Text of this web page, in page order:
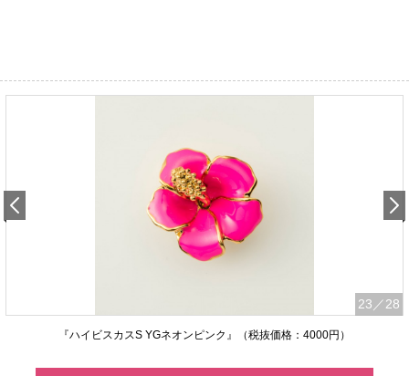
23 ／28
『ハイビスカスS YGネオンピンク』（税抜価格：4000円）